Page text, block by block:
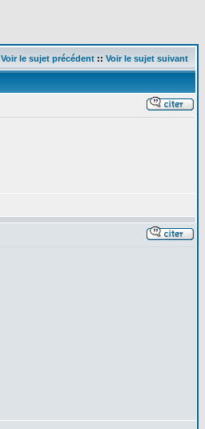
Voir le sujet précédent :: Voir le sujet suivant